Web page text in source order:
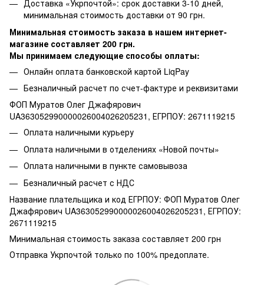
Доставка «Укрпочтой»: срок доставки 3-10 дней,
минимальная стоимость доставки от 90 грн.
Минимальная стоимость заказа в нашем интернет-
магазине составляет 200 грн.
Мы принимаем следующие способы оплаты:
Онлайн оплата банковской картой LiqPay
Безналичный расчет по счет-фактуре и реквизитами
ФОП Муратов Олег Джафярович
UA363052990000026004026205231, ЕГРПОУ: 2671119215
Оплата наличными курьеру
Оплата наличными в отделениях «Новой почты»
Оплата наличными в пункте самовывоза
Безналичный расчет с НДС
Название плательщика и код ЕГРПОУ: ФОП Муратов Олег
Джафярович UA363052990000026004026205231, ЕГРПОУ:
2671119215
Минимальная стоимость заказа составляет 200 грн
Отправка Укрпочтой только по 100% предоплате.